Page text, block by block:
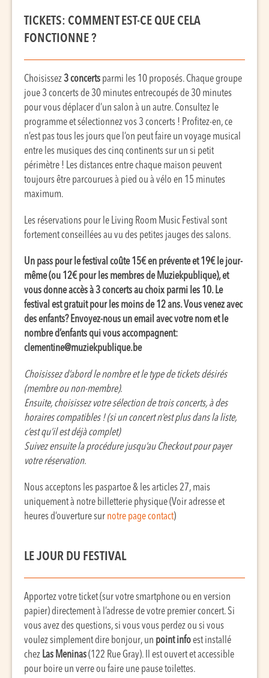
TICKETS: COMMENT EST-CE QUE CELA
FONCTIONNE ?
Choisissez3 concerts parmi les 10 proposés. Chaque groupe
joue 3 concerts de 30 minutes entrecoupés de 30 minutes
pour vous déplacer d’un salon à un autre. Consultez le
programme et sélectionnez vos 3 concerts ! Profitez-en, ce
n’est pas tous les jours que l’on peut faire un voyage musical
entre les musiques des cinq continents sur un si petit
périmètre ! Les distances entre chaque maison peuvent
toujours être parcourues à pied ou à vélo en 15 minutes
maximum.
Les réservations pour le Living Room Music Festival sont
fortement conseillées au vu des petites jauges des salons.
Un pass pour le festival coûte 15€ en prévente et 19€ le jour-
même (ou 12€ pour les membres de Muziekpublique), et
vous donne accès à 3 concerts au choix parmi les 10. Le
festival est gratuit pour les moins de 12 ans. Vous venez avec
des enfants? Envoyez-nous un email avec votre nom et le
nombre d’enfants qui vous accompagnent:
clementine@muziekpublique.be
Choisissez d’abord le nombre et le type de tickets désirés
(membre ou non-membre).
Ensuite, choisissez votre sélection de trois concerts, à des
horaires compatibles ! (si un concert n’est plus dans la liste,
c’est qu’il est déjà complet)
Suivez ensuite la procédure jusqu’au Checkout pour payer
votre réservation.
Nous acceptons les paspartoe & les articles 27, mais
uniquement à notre billetterie physique (Voir adresse et
heures d’ouverture sur notre page contact)
LE JOUR DU FESTIVAL
Apportez votre ticket (sur votre smartphone ou en version
papier) directement à l’adresse de votre premier concert. Si
vous avez des questions, si vous vous perdez ou si vous
voulez simplement dire bonjour, un point infoest installé
chez Las Meninas(122 Rue Gray). Il est ouvert et accessible
pour boire un verre ou faire une pause toilettes.